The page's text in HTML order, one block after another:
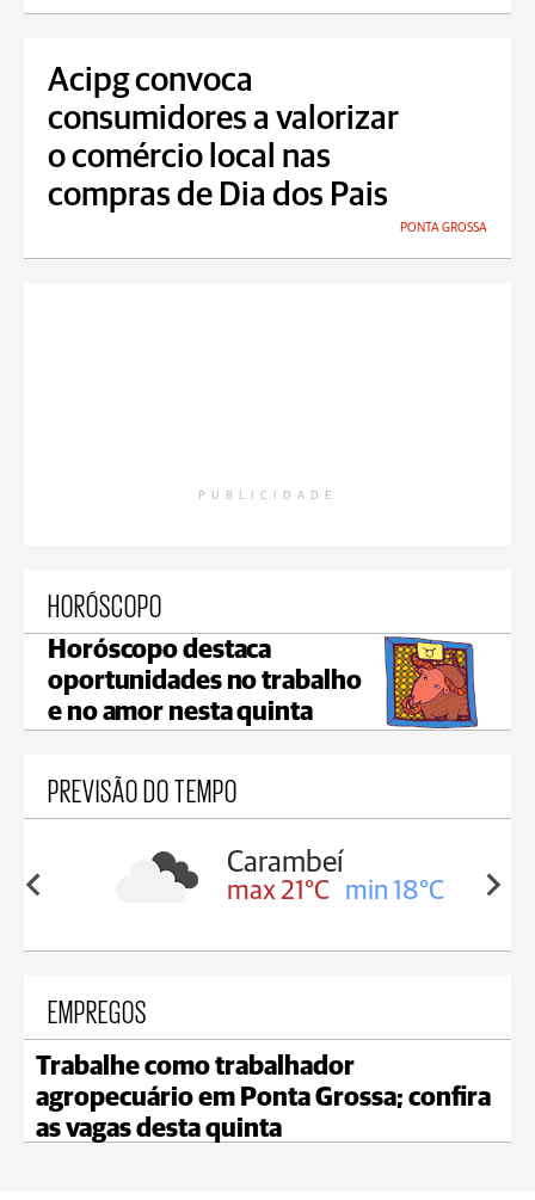
Acipg convoca
consumidores a valorizar
o comércio local nas
compras de Dia dos Pais
PONTA GROSSA
PUBLICIDADE
HORÓSCOPO
Horóscopo destaca
oportunidades no trabalho
e no amor nesta quinta
PREVISÃO DO TEMPO
19°C
Carambeí
max 21°C min 18°C
EMPREGOS
Trabalhe como trabalhador
agropecuário em Ponta Grossa; confira
as vagas desta quinta